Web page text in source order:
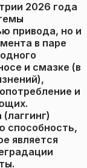
2026 года
привода, но и
в паре
и смазке (в
и
способность,
является